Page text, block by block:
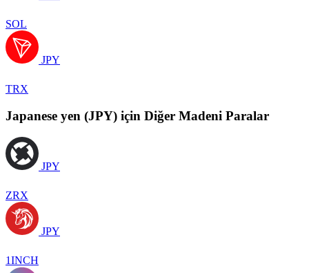
SOL
JPY
TRX
Japanese yen (JPY) için Diğer Madeni Paralar
JPY
ZRX
JPY
1INCH